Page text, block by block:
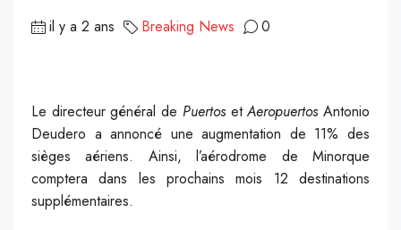
il y a 2 ans Breaking News 0
Le directeur général de PuertosetAeropuertosAntonio
Deudero a annoncé une augmentation de 11% des
sièges aériens. Ainsi, l’aérodrome de Minorque
comptera dans les prochains mois 12 destinations
supplémentaires.